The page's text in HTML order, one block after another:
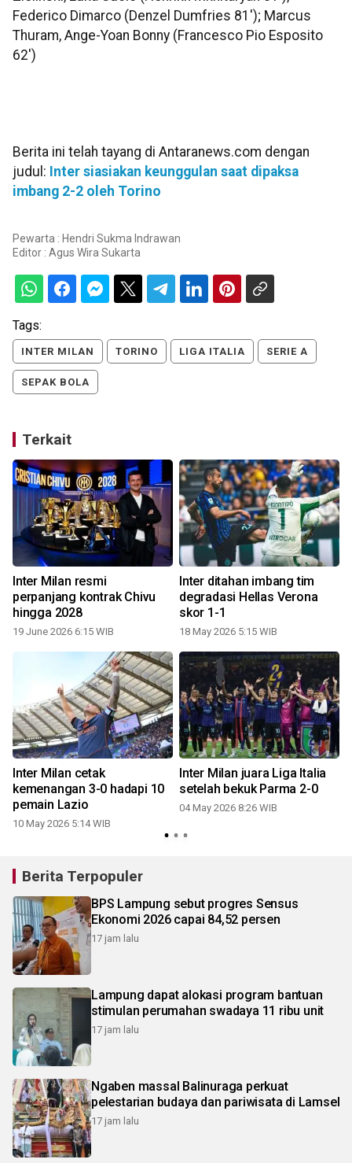
Federico Dimarco (Denzel Dumfries 81'); Marcus
Thuram, Ange-Yoan Bonny (Francesco Pio Esposito
62')
Berita ini telah tayang di Antaranews.com dengan
judul: Inter siasiakan keunggulan saat dipaksa
imbang 2-2 oleh Torino
Pewarta : Hendri Sukma Indrawan
Editor : Agus Wira Sukarta
Tags:
INTER MILAN TORINO LIGA ITALIA SERIE A
SEPAK BOLA
Terkait
Inter Milan resmi
perpanjang kontrak Chivu
hingga 2028
19 June 2026 6:15 WIB
Inter ditahan imbang tim
degradasi Hellas Verona
skor 1-1
18 May 2026 5:15 WIB
Inter Milan cetak
kemenangan 3-0 hadapi 10
pemain Lazio
10 May 2026 5:14 WIB
Inter Milan juara Liga Italia
setelah bekuk Parma 2-0
04 May 2026 8:26 WIB
Berita Terpopuler
BPS Lampung sebut progres Sensus
Ekonomi 2026 capai 84,52 persen
17 jam lalu
Lampung dapat alokasi program bantuan
stimulan perumahan swadaya 11 ribu unit
17 jam lalu
Ngaben massal Balinuraga perkuat
pelestarian budaya dan pariwisata di Lamsel
17 jam lalu